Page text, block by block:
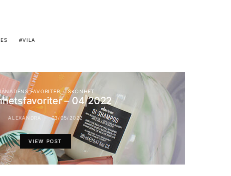
VILA
FAVORITER SKÖNHET
– 04|2022
ALEXANDRA 03/05/2022
VIEW POST